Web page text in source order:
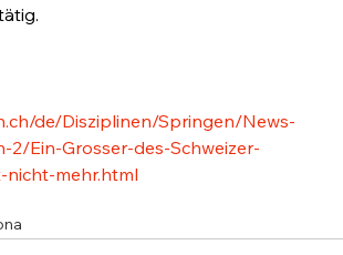
de/Disziplinen/Springen/News-
2/Ein-Grosser-des-Schweizer-
nicht-mehr.html